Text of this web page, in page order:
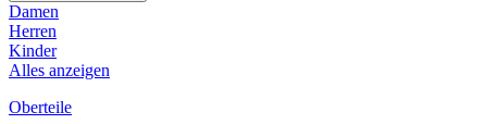
Damen
Herren
Kinder
Alles anzeigen
Oberteile